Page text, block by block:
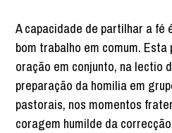
A capacidade de partilhar a fé
bom trabalho em comum.
oração em conjunto, na lectio
preparação da homilia em
pastorais, nos momentos
coragem humilde da